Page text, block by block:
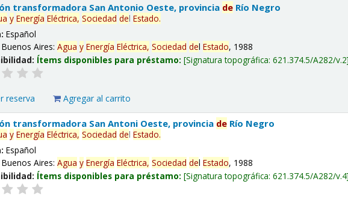
transformadora San Antonio Oeste, provincia de Río Negro
y Energía Eléctrica, Sociedad delEstado.
Español
Buenos Aires:Agua y Energía Eléctrica, Sociedad delEstado, 1988
Ítems disponibles para préstamo: Signatura topográfica:621.374.5/A282/v.2
reserva Agregar al carrito
transformadora San Antoni Oeste, provincia de Río Negro
y Energía Eléctrica, Sociedad delEstado.
Español
Buenos Aires:Agua y Energía Eléctrica, Sociedad delEstado, 1988
Ítems disponibles para préstamo: Signatura topográfica:621.374.5/A282/v.4